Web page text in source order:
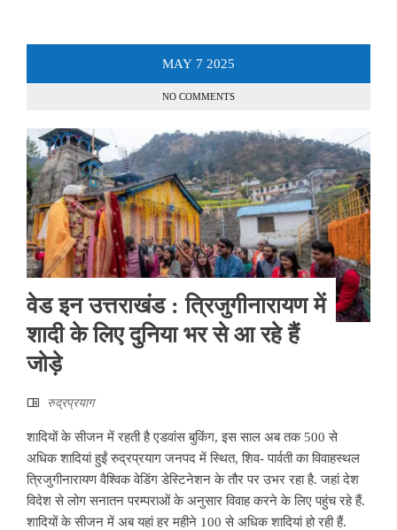
MAY 7 2025
NO COMMENTS
वेड इन उत्तराखंड : त्रिजुगीनारायण में
शादी के लिए दुनिया भर से आ रहे हैं
जोड़े
रुद्रप्रयाग
शादियों के सीजन में रहती है एडवांस बुकिंग, इस साल अब तक 500 से
अधिक शादियां हुईं रुद्रप्रयाग जनपद में स्थित, शिव- पार्वती का विवाहस्थल
त्रिजुगीनारायण वैश्विक वेडिंग डेस्टिनेशन के तौर पर उभर रहा है. जहां देश
विदेश से लोग सनातन परम्पराओं के अनुसार विवाह करने के लिए पहुंच रहे हैं.
शादियों के सीजन में अब यहां हर महीने 100 से अधिक शादियां हो रही हैं.